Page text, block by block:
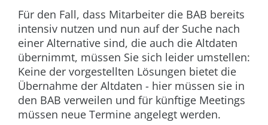
Für den Fall, dass Mitarbeiter die BAB bereits
intensiv nutzen und nun auf der Suche nach
einer Alternative sind, die auch die Altdaten
übernimmt, müssen Sie sich leider umstellen:
Keine der vorgestellten Lösungen bietet die
Übernahme der Altdaten - hier müssen sie in
den BAB verweilen und für künftige Meetings
müssen neue Termine angelegt werden.